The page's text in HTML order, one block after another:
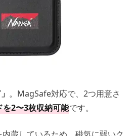
。MagSafe対応で、2つ用意さ
を2〜3枚収納可能です。